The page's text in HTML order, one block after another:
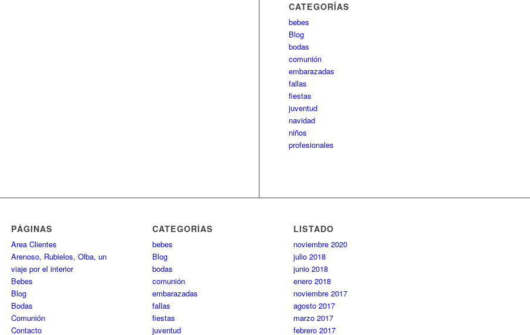
CATEGORÍAS
bebes
Blog
bodas
comunión
embarazadas
fallas
fiestas
juventud
navidad
niños
profesionales
PÁGINAS
Area Clientes
Arenoso, Rubielos, Olba, un
viaje por el interior
Bebes
Blog
Bodas
Comunión
Contacto
CATEGORÍAS
bebes
Blog
bodas
comunión
embarazadas
fallas
fiestas
juventud
LISTADO
noviembre 2020
julio 2018
junio 2018
enero 2018
noviembre 2017
agosto 2017
marzo 2017
febrero 2017